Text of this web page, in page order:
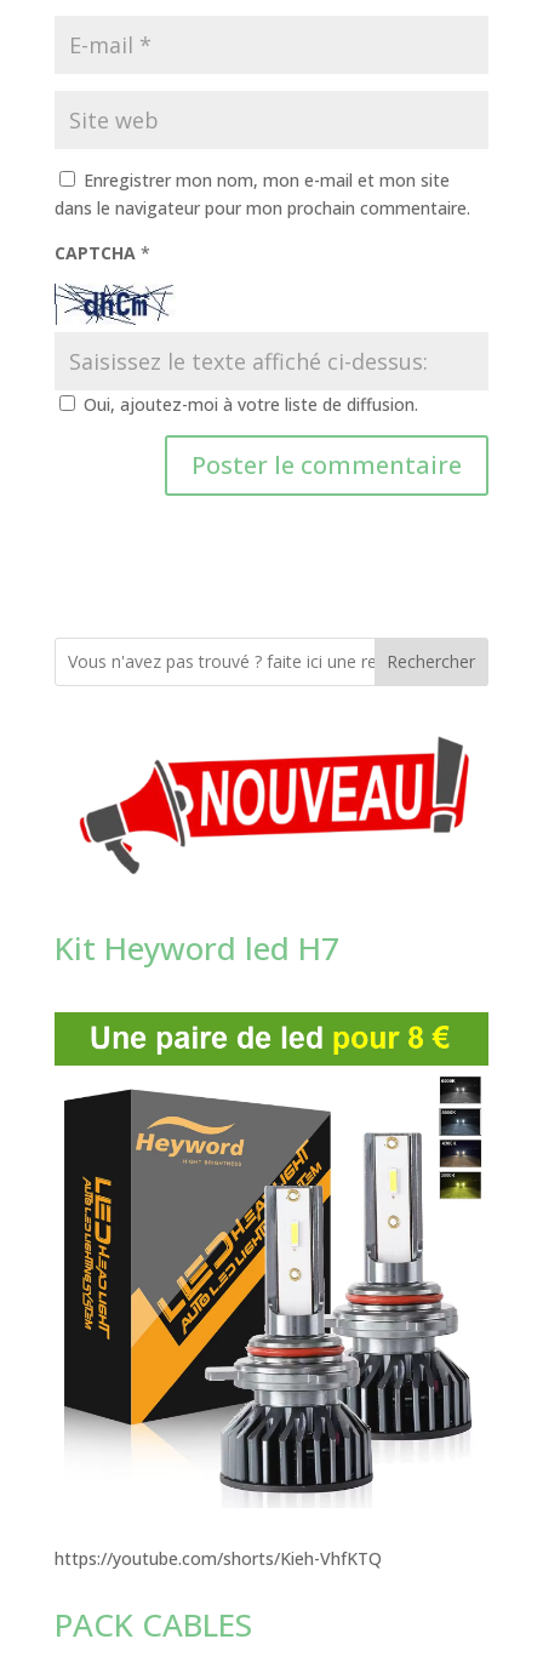
Enregistrer mon nom, mon e-mail et mon site
dans le navigateur pour mon prochain commentaire.
CAPTCHA *
Oui, ajoutez-moi à votre liste de diffusion.
Rechercher
Kit Heyword led H7
https://youtube.com/shorts/Kieh-VhfKTQ
PACK CABLES